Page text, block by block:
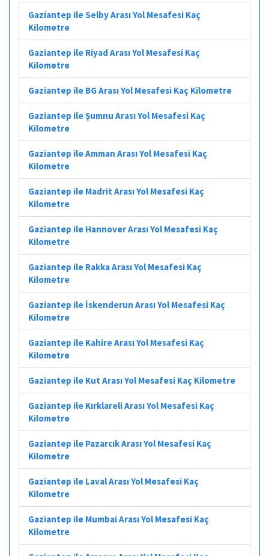
Gaziantep ile Selby Arası Yol Mesafesi Kaç
Kilometre
Gaziantep ile Riyad Arası Yol Mesafesi Kaç
Kilometre
Gaziantep ile BG Arası Yol Mesafesi Kaç Kilometre
Gaziantep ile Şumnu Arası Yol Mesafesi Kaç
Kilometre
Gaziantep ile Amman Arası Yol Mesafesi Kaç
Kilometre
Gaziantep ile Madrit Arası Yol Mesafesi Kaç
Kilometre
Gaziantep ile Hannover Arası Yol Mesafesi Kaç
Kilometre
Gaziantep ile Rakka Arası Yol Mesafesi Kaç
Kilometre
Gaziantep ile İskenderun Arası Yol Mesafesi Kaç
Kilometre
Gaziantep ile Kahire Arası Yol Mesafesi Kaç
Kilometre
Gaziantep ile Kut Arası Yol Mesafesi Kaç Kilometre
Gaziantep ile Kırklareli Arası Yol Mesafesi Kaç
Kilometre
Gaziantep ile Pazarcık Arası Yol Mesafesi Kaç
Kilometre
Gaziantep ile Laval Arası Yol Mesafesi Kaç
Kilometre
Gaziantep ile Mumbai Arası Yol Mesafesi Kaç
Kilometre